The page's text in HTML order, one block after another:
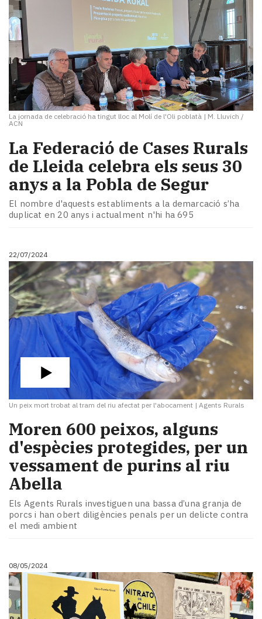
La jornada de celebració ha tingut lloc al Molí de l'Oli poblatà | M. Lluvich /
ACN
La Federació de Cases Rurals
de Lleida celebra els seus 30
anys a la Pobla de Segur
El nombre d'aquests establiments a la demarcació s’ha
duplicat en 20 anys i actualment n'hi ha 695
22/07/2024
Un peix mort trobat al tram del riu afectat per l'abocament | Agents Rurals
Moren 600 peixos, alguns
d'espècies protegides, per un
vessament de purins al riu
Abella
Els Agents Rurals investiguen una bassa d’una granja de
porcs i han obert diligències penals per un delicte contra
el medi ambient
08/05/2024